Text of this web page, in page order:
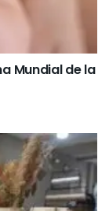
Mundial de la